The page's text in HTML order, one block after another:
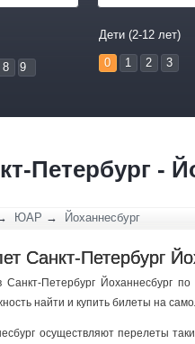
8 9
Дети (2-12 лет)
0 1 2 3
Петербург -
ЮАР → Йоханнесбург
Санкт-Петербург
Санкт-Петербург Йоханнесбург
найти и купить билеты на
осуществляют перелеты